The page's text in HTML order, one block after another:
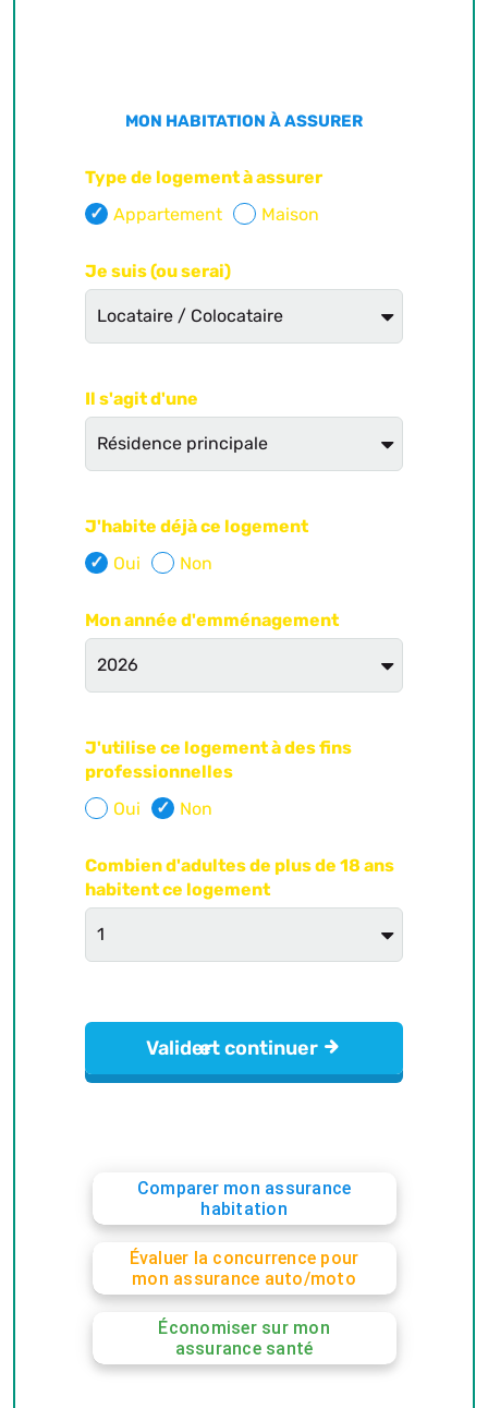
Comparer mon assurance
habitation
Évaluer la concurrence pour
mon assurance auto/moto
Économiser sur mon
assurance santé